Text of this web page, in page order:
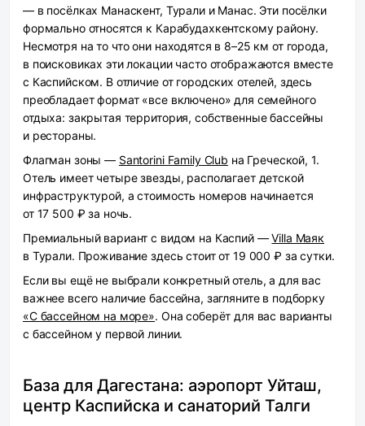
— в посёлках Манаскент, Турали и Манас. Эти посёлки
формально относятся к Карабудахкентскому району.
Несмотря на то что они находятся в 8–25 км от города,
в поисковиках эти локации часто отображаются вместе
с Каспийском. В отличие от городских отелей, здесь
преобладает формат «все включено» для семейного
отдыха: закрытая территория, собственные бассейны
и рестораны.
Флагман зоны — Santorini Family Club на Греческой, 1.
Отель имеет четыре звезды, располагает детской
инфраструктурой, а стоимость номеров начинается
от 17 500 ₽ за ночь.
Премиальный вариант с видом на Каспий —Villa Маяк
в Турали. Проживание здесь стоит от 19 000 ₽ за сутки.
Если вы ещё не выбрали конкретный отель, а для вас
важнее всего наличие бассейна, загляните в подборку
«С бассейном на море». Она соберёт для вас варианты
с бассейном у первой линии.
База для Дагестана: аэропорт Уйташ,
центр Каспийска и санаторий Талги